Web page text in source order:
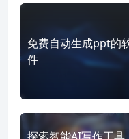
免费自动生成ppt的
件